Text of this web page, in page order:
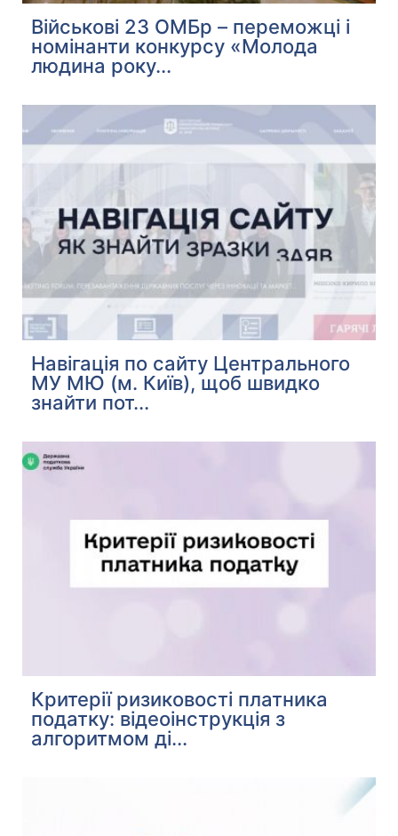
Військові 23 ОМБр – переможці і
номінанти конкурсу «Молода
людина року...
Навігація по сайту Центрального
МУ МЮ (м. Київ), щоб швидко
знайти пот...
Критерії ризиковості платника
податку: відеоінструкція з
алгоритмом ді...